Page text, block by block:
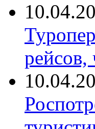
рейсов,